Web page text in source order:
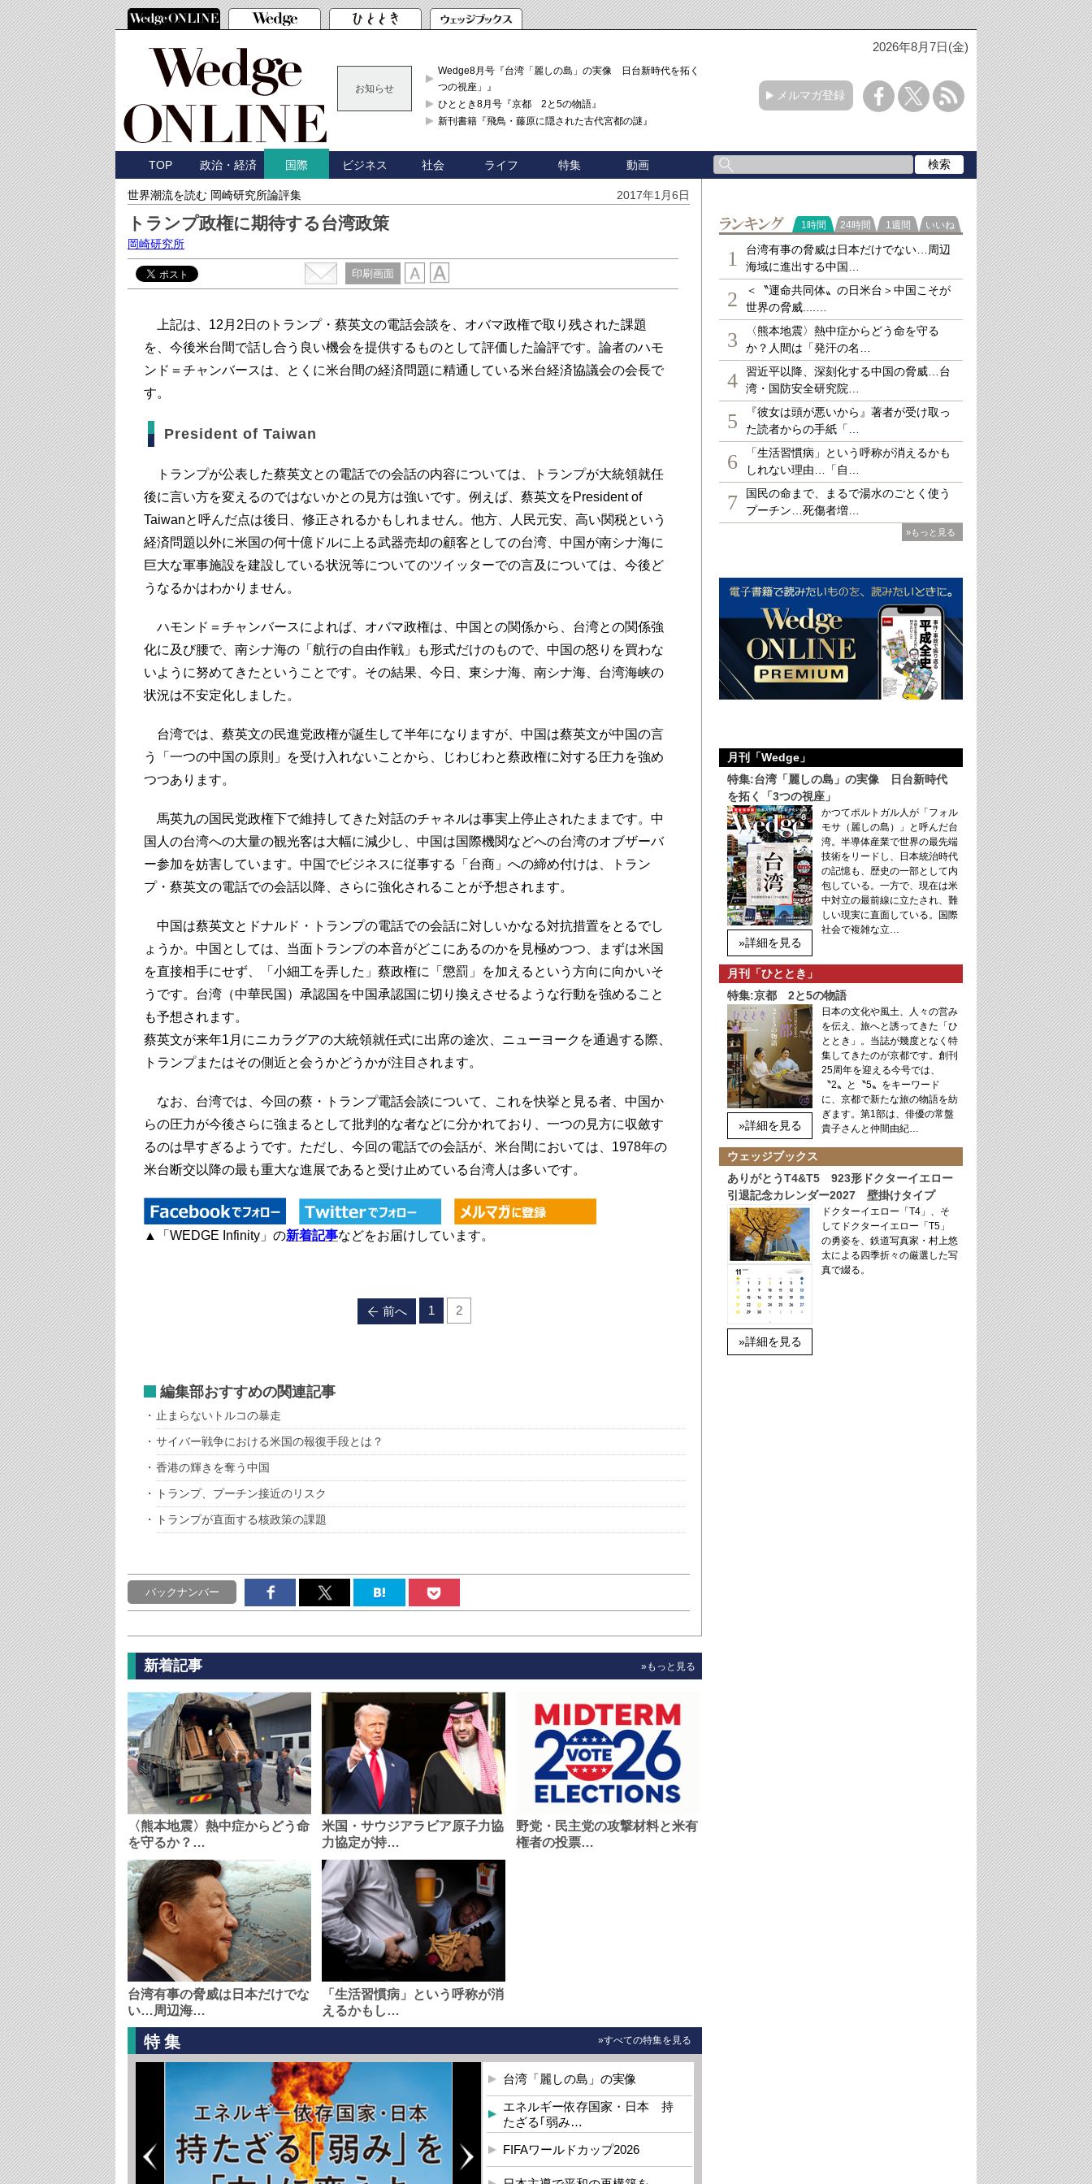
2026年8月7日(金)
お知らせ
Wedge8月号『台湾「麗しの島」の実像 日台新時代を拓く「3
つの視座」』
ひととき8月号『京都 2と5の物語』
新刊書籍『飛鳥・藤原に隠された古代宮都の謎』
メルマガ登録
TOP 政治・経済 国際 ビジネス 社会 ライフ 特集 動画
世界潮流を読む 岡崎研究所論評集 2017年1月6日
トランプ政権に期待する台湾政策
岡崎研究所
印刷画面
上記は、12月2日のトランプ・蔡英文の電話会談を、オバマ政権で取り残された課題
を、今後米台間で話し合う良い機会を提供するものとして評価した論評です。論者のハモ
ンド＝チャンバースは、とくに米台間の経済問題に精通している米台経済協議会の会長で
す。
President of Taiwan
トランプが公表した蔡英文との電話での会話の内容については、トランプが大統領就任
後に言い方を変えるのではないかとの見方は強いです。例えば、蔡英文をPresident of
Taiwanと呼んだ点は後日、修正されるかもしれません。他方、人民元安、高い関税という
経済問題以外に米国の何十億ドルに上る武器売却の顧客としての台湾、中国が南シナ海に
巨大な軍事施設を建設している状況等についてのツイッターでの言及については、今後ど
うなるかはわかりません。
ハモンド＝チャンバースによれば、オバマ政権は、中国との関係から、台湾との関係強
化に及び腰で、南シナ海の「航行の自由作戦」も形式だけのもので、中国の怒りを買わな
いように努めてきたということです。その結果、今日、東シナ海、南シナ海、台湾海峡の
状況は不安定化しました。
台湾では、蔡英文の民進党政権が誕生して半年になりますが、中国は蔡英文が中国の言
う「一つの中国の原則」を受け入れないことから、じわじわと蔡政権に対する圧力を強め
つつあります。
馬英九の国民党政権下で維持してきた対話のチャネルは事実上停止されたままです。中
国人の台湾への大量の観光客は大幅に減少し、中国は国際機関などへの台湾のオブザーバ
ー参加を妨害しています。中国でビジネスに従事する「台商」への締め付けは、トラン
プ・蔡英文の電話での会話以降、さらに強化されることが予想されます。
中国は蔡英文とドナルド・トランプの電話での会話に対しいかなる対抗措置をとるでし
ょうか。中国としては、当面トランプの本音がどこにあるのかを見極めつつ、まずは米国
を直接相手にせず、「小細工を弄した」蔡政権に「懲罰」を加えるという方向に向かいそ
うです。台湾（中華民国）承認国を中国承認国に切り換えさせるような行動を強めること
も予想されます。
蔡英文が来年1月にニカラグアの大統領就任式に出席の途次、ニューヨークを通過する際、
トランプまたはその側近と会うかどうかが注目されます。
なお、台湾では、今回の蔡・トランプ電話会談について、これを快挙と見る者、中国か
らの圧力が今後さらに強まるとして批判的な者などに分かれており、一つの見方に収斂す
るのは早すぎるようです。ただし、今回の電話での会話が、米台間においては、1978年の
米台断交以降の最も重大な進展であると受け止めている台湾人は多いです。
▲「WEDGE Infinity」の新着記事などをお届けしています。
前へ 1 2
編集部おすすめの関連記事
止まらないトルコの暴走
サイバー戦争における米国の報復手段とは？
香港の輝きを奪う中国
トランプ、プーチン接近のリスク
トランプが直面する核政策の課題
バックナンバー
新着記事 »もっと見る
〈熊本地震〉熱中症からどう命
を守るか？…
米国・サウジアラビア原子力協
力協定が持…
野党・民主党の攻撃材料と米有
権者の投票…
台湾有事の脅威は日本だけでな
い…周辺海…
「生活習慣病」という呼称が消
えるかもし…
特集 »すべての特集を見る
台湾「麗しの島」の実像
エネルギー依存国家・日本 持
たざる｢弱み…
FIFAワールドカップ2026
ランキング
1時間 24時間 1週間 いいね
1
台湾有事の脅威は日本だけでない…周辺
海域に進出する中国…
2
＜〝運命共同体〟の日米台＞中国こそが
世界の脅威....…
3
〈熊本地震〉熱中症からどう命を守る
か？人間は「発汗の名…
4
習近平以降、深刻化する中国の脅威…台
湾・国防安全研究院…
5
『彼女は頭が悪いから』著者が受け取っ
た読者からの手紙「…
6
「生活習慣病」という呼称が消えるかも
しれない理由…「自…
7
国民の命まで、まるで湯水のごとく使う
プーチン…死傷者増…
»もっと見る
月刊「Wedge」
特集:台湾「麗しの島」の実像 日台新時代
を拓く「3つの視座」
»詳細を見る
かつてポルトガル人が「フォル
モサ（麗しの島）」と呼んだ台
湾。半導体産業で世界の最先端
技術をリードし、日本統治時代
の記憶も、歴史の一部として内
包している。一方で、現在は米
中対立の最前線に立たされ、難
しい現実に直面している。国際
社会で複雑な立…
月刊「ひととき」
特集:京都 2と5の物語
»詳細を見る
日本の文化や風土、人々の営み
を伝え、旅へと誘ってきた「ひ
ととき」。当誌が幾度となく特
集してきたのが京都です。創刊
25周年を迎える今号では、
〝2〟と〝5〟をキーワード
に、京都で新たな旅の物語を紡
ぎます。第1部は、俳優の常盤
貴子さんと仲間由紀…
ウェッジブックス
ありがとうT4&T5 923形ドクターイエロー
引退記念カレンダー2027 壁掛けタイプ
»詳細を見る
ドクターイエロー「T4」、そ
してドクターイエロー「T5」
の勇姿を、鉄道写真家・村上悠
太による四季折々の厳選した写
真で綴る。